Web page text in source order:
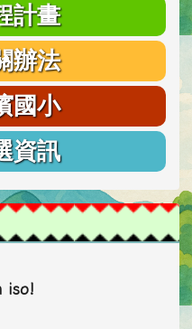
計畫
辦法
國小
資訊
iso!